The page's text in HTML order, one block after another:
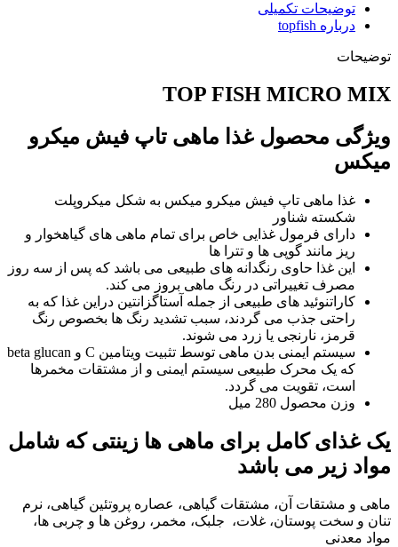
توضیحات تکمیلی
درباره topfish
توضیحات
TOP FISH MICRO MIX
ویژگی محصول غذا ماهی تاپ فیش میکرو
میکس
غذا ماهی تاپ فیش میکرو میکس به شکل میکروپلت
شکسته شناور
دارای فرمول غذایی خاص برای تمام ماهی های گیاهخوار و
ریز مانند گوپی ها و تترا ها
این غذا حاوی رنگدانه های طبیعی می باشد که پس از سه روز
مصرف تغییراتی در رنگ ماهی بروز می کند.
کاراتنوئید های طبیعی از جمله آستاگزانتین دراین غذا که به
راحتی جذب می گردند، سبب تشدید رنگ ها بخصوص رنگ
قرمز، نارنجی یا زرد می شوند.
سیستم ایمنی بدن ماهی توسط تثبیت ویتامین C و beta glucan
که یک محرک طبیعی سیستم ایمنی و از مشتقات مخمرها
است، تقویت می گردد.
وزن محصول 280 میل
یک غذای کامل برای ماهی ها زینتی که شامل
مواد زیر می باشد
ماهی و مشتقات آن، مشتقات گیاهی، عصاره پروتئین گیاهی، نرم
تنان و سخت پوستان، غلات، جلبک، مخمر، روغن ها و چربی ها،
مواد معدنی